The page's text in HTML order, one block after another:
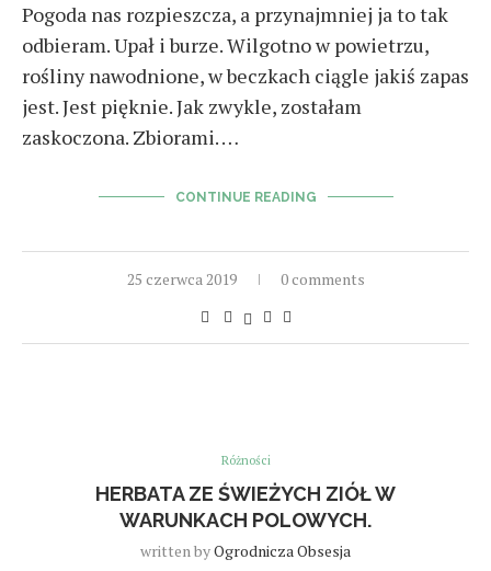
Pogoda nas rozpieszcza, a przynajmniej ja to tak
odbieram. Upał i burze. Wilgotno w powietrzu,
rośliny nawodnione, w beczkach ciągle jakiś zapas
jest. Jest pięknie. Jak zwykle, zostałam
zaskoczona. Zbiorami. …
CONTINUE READING
25 czerwca 2019 0 comments
Różności
HERBATA ZE ŚWIEŻYCH ZIÓŁ W
WARUNKACH POLOWYCH.
written byOgrodnicza Obsesja